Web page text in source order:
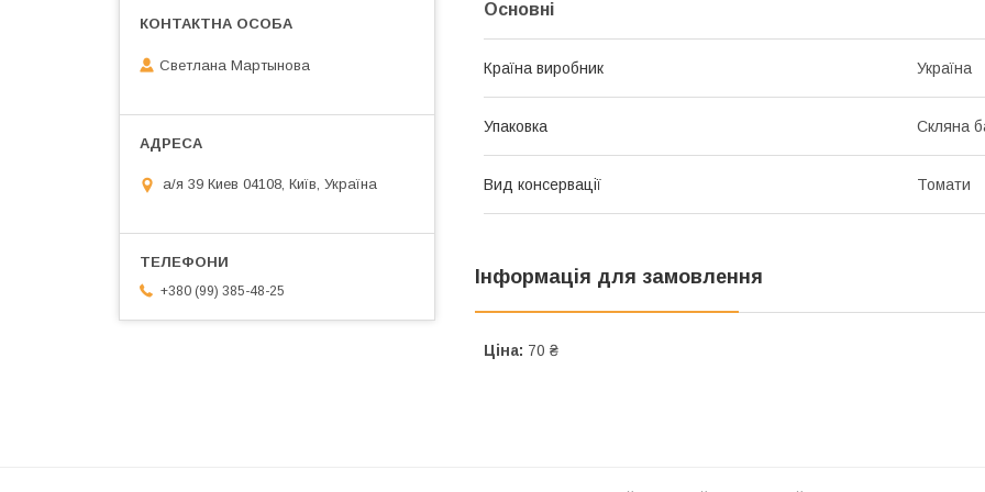
Основні
Країна виробник Україна
Упаковка Скляна
Вид консервації Томати
Інформація для замовлення
Ціна: 70 ₴
Светлана Мартынова
а/я 39 Киев 04108, Київ, Україна
+380 (99) 385-48-25